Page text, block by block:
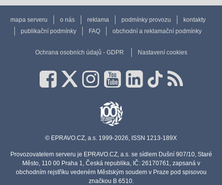
mapa serveru o nás reklama podmínky provozu
kontakty
publikační podmínky
FAQ obchodní a reklamační podmínky
Ochrana osobních údajů - GDPR Nastavení cookies
© EPRAVO.CZ, a.s. 1999-2026, ISSN 1213-189X
Provozovatelem serveru je EPRAVO.CZ, a.s. se sídlem Dušní 907/10, Staré
Město, 110 00 Praha 1, Česká republika, IČ: 26170761, zapsaná v
obchodním rejstříku vedeném Městským soudem v Praze pod spisovou
značkou B 6510.